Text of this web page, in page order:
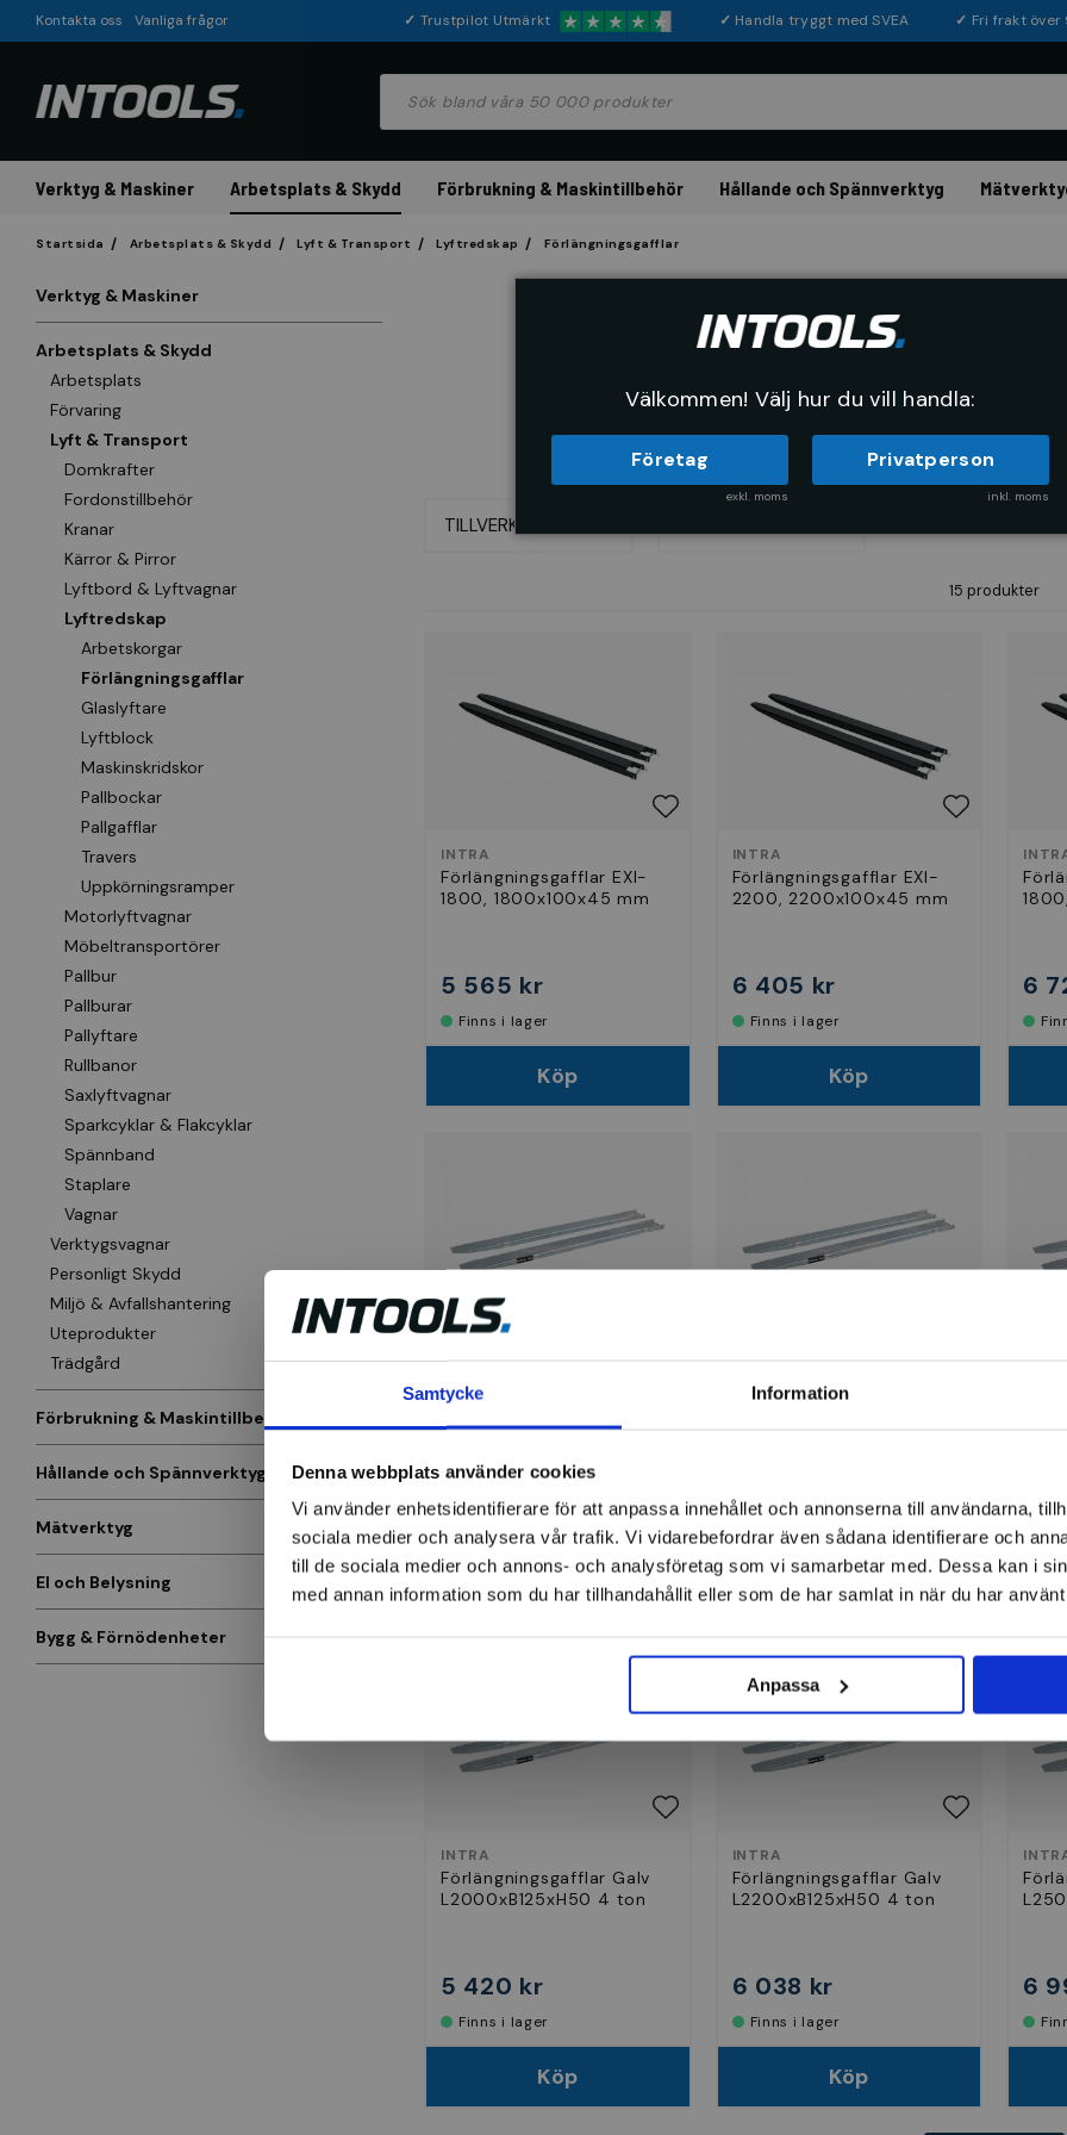
Samtycke Information
Denna webbplats använder cookies
Vi använder enhetsidentifierare för att anpassa innehållet och annonserna till användarna,
sociala medier och analysera vår trafik. Vi vidarebefordrar även sådana identifierare och
till de sociala medier och annons- och analysföretag som vi samarbetar med. Dessa kan i
med annan information som du har tillhandahållit eller som de har samlat in när du har
Anpassa
Kontakta oss Vanliga frågor ✓ Trustpilot Utmärkt ✓ Handla tryggt med SVEA ✓ Fri frakt över
Verktyg & Maskiner Arbetsplats & Skydd Förbrukning & Maskintillbehör Hållande och Spännverktyg
Startsida Arbetsplats & Skydd Lyft & Transport Lyftredskap Förlängningsgafflar
Verktyg & Maskiner
Arbetsplats & Skydd
Arbetsplats
Förvaring
Lyft & Transport
Domkrafter
Fordonstillbehör
Kranar
Kärror & Pirror
Lyftbord & Lyftvagnar
Lyftredskap
Arbetskorgar
Förlängningsgafflar
Glaslyftare
Lyftblock
Maskinskridskor
Pallbockar
Pallgafflar
Travers
Uppkörningsramper
Motorlyftvagnar
Möbeltransportörer
Pallbur
Pallburar
Pallyftare
Rullbanor
Saxlyftvagnar
Sparkcyklar & Flakcyklar
Spännband
Staplare
Vagnar
Verktygsvagnar
Personligt Skydd
Miljö & Avfallshantering
Uteprodukter
Trädgård
Förbrukning & Maskintillbehör
Hållande och Spännverktyg
Mätverktyg
El och Belysning
Bygg & Förnödenheter
TILLVERKARE
15 produkter
INTRA
Förlängningsgafflar EXI-
1800, 1800x100x45 mm
5 565 kr
Finns i lager
Köp
INTRA
Förlängningsgafflar EXI-
2200, 2200x100x45 mm
6 405 kr
Finns i lager
Köp
6
L1800xB100xH40 2,5t
3 545 kr
Finns i lager
Köp
L2000xB100xH40 2,5t
Finns i lager
Köp
INTRA
Förlängningsgafflar Galv
L2000xB125xH50 4 ton
5 420 kr
Finns i lager
Köp
INTRA
Förlängningsgafflar Galv
L2200xB125xH50 4 ton
6 038 kr
Finns i lager
Köp
6
Välkommen! Välj hur du vill handla:
Företag
exkl. moms
Privatperson
inkl. moms